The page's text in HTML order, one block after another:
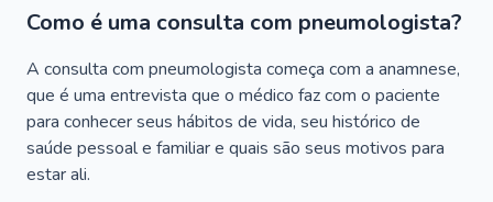
Como é uma consulta com pneumologista?
A consulta com pneumologista começa com a anamnese,
que é uma entrevista que o médico faz com o paciente
para conhecer seus hábitos de vida, seu histórico de
saúde pessoal e familiar e quais são seus motivos para
estar ali.